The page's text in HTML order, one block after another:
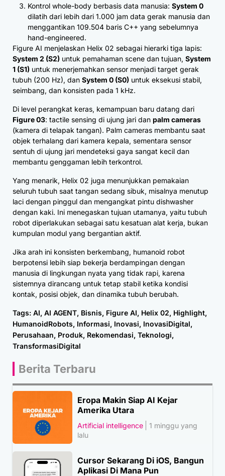
Kontrol whole-body berbasis data manusia: System 0
dilatih dari lebih dari 1.000 jam data gerak manusia dan
menggantikan 109.504 baris C++ yang sebelumnya
hand-engineered.
Figure AI menjelaskan Helix 02 sebagai hierarki tiga lapis:
System 2 (S2) untuk pemahaman scene dan tujuan, System
1 (S1) untuk menerjemahkan sensor menjadi target gerak
tubuh (200 Hz), dan System 0 (S0) untuk eksekusi stabil,
seimbang, dan konsisten pada 1 kHz.
Di level perangkat keras, kemampuan baru datang dari
Figure 03: tactile sensing di ujung jari dan palm cameras
(kamera di telapak tangan). Palm cameras membantu saat
objek terhalang dari kamera kepala, sementara sensor
sentuh di ujung jari mendeteksi gaya sangat kecil dan
membantu genggaman lebih terkontrol.
Yang menarik, Helix 02 juga menunjukkan pemakaian
seluruh tubuh saat tangan sedang sibuk, misalnya menutup
laci dengan pinggul dan mengangkat pintu dishwasher
dengan kaki. Ini menegaskan tujuan utamanya, yaitu tubuh
robot diperlakukan sebagai satu kesatuan alat kerja, bukan
kumpulan modul yang bergantian aktif.
Jika arah ini konsisten berkembang, humanoid robot
berpotensi lebih siap bekerja berdampingan dengan
manusia di lingkungan nyata yang tidak rapi, karena
sistemnya dirancang untuk tetap stabil ketika kondisi
kontak, posisi objek, dan dinamika tubuh berubah.
Tags: AI, AI AGENT, Bisnis, Figure AI, Helix 02, Highlight,
HumanoidRobots, Informasi, Inovasi, InovasiDigital,
Perusahaan, Produk, Rekomendasi, Teknologi,
TransformasiDigital
Berita Terbaru
Eropa Makin Siap AI Kejar
Amerika Utara
Artificial intelligence
1 minggu yang
lalu
Cursor Sekarang Di iOS, Bangun
Aplikasi Di Mana Pun